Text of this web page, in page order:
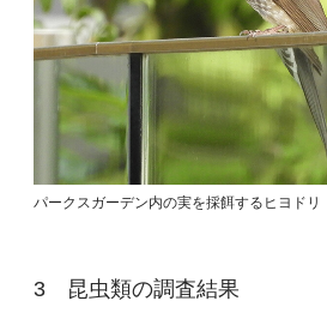
パークスガーデン内の実を採餌するヒヨドリ
昆虫類の調査結果